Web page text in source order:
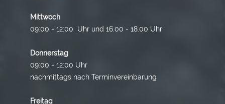
Mittwoch
09:00 - 12:00 Uhr und 16.00 - 18.00 Uhr
Donnerstag
09:00 - 12:00 Uhr
nachmittags nach Terminvereinbarung
Freitag